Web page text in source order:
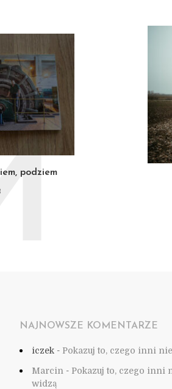
podziem
NAJNOWSZE KOMENTARZE
iczek- Pokazuj to, czego inni
Marcin - Pokazuj to, czego inni
widzą